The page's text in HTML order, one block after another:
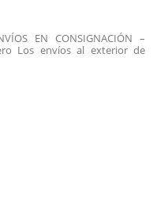
EN CONSIGNACIÓN –
Los envíos al exterior de